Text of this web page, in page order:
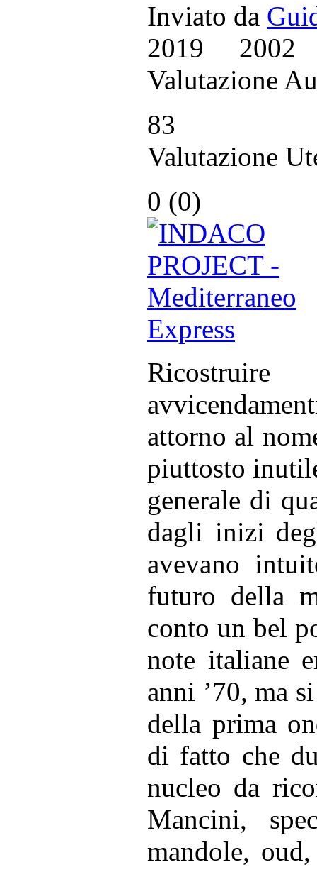
Inviato da
2019 2002
Valutazione
83
Valutazione
0 (0)
attorno al
piuttosto
generale di
dagli inizi
avevano
futuro della
conto un bel
note italiane
anni ’70, ma
della prima
di fatto che
nucleo da
Mancini,
mandole,